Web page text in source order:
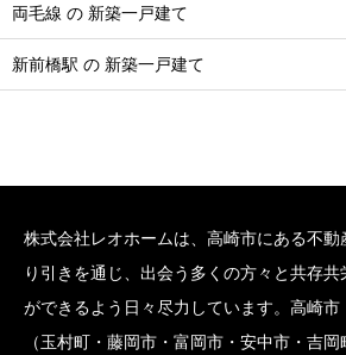
両毛線 の 新築一戸建て
新前橋駅 の 新築一戸建て
株式会社レオホームは、高崎市にある不
り引きを通じ、出会う多くの方々と共存
ができるよう日々尽力しています。高崎
（玉村町・藤岡市・富岡市・安中市・吉